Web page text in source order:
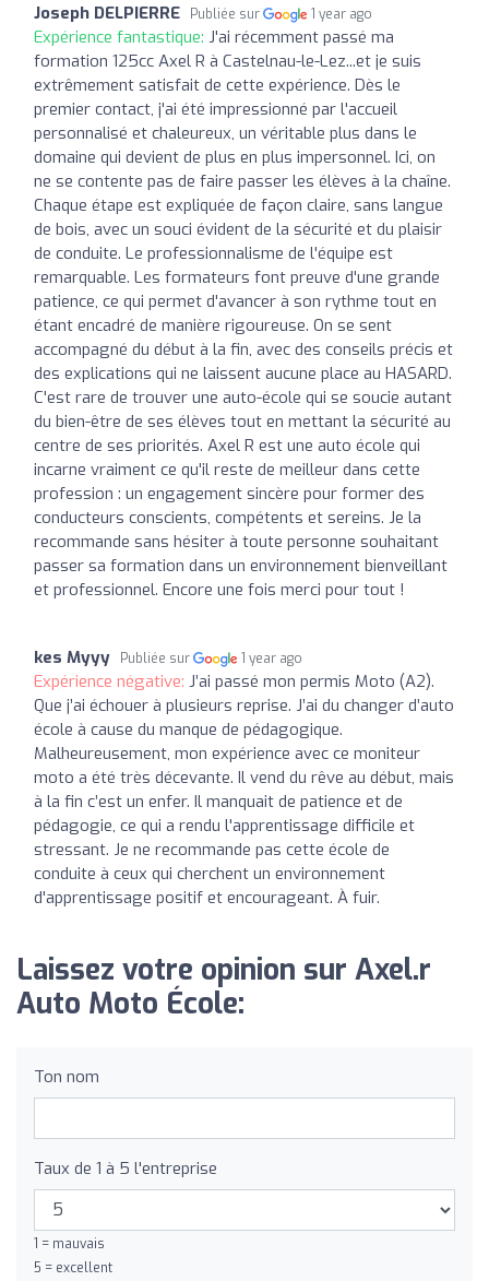
Joseph DELPIERRE Publiée sur 1 year ago
Expérience fantastique: J'ai récemment passé ma
formation 125cc Axel R à Castelnau-le-Lez...et je suis
extrêmement satisfait de cette expérience. Dès le
premier contact, j'ai été impressionné par l'accueil
personnalisé et chaleureux, un véritable plus dans le
domaine qui devient de plus en plus impersonnel. Ici, on
ne se contente pas de faire passer les élèves à la chaîne.
Chaque étape est expliquée de façon claire, sans langue
de bois, avec un souci évident de la sécurité et du plaisir
de conduite. Le professionnalisme de l'équipe est
remarquable. Les formateurs font preuve d'une grande
patience, ce qui permet d'avancer à son rythme tout en
étant encadré de manière rigoureuse. On se sent
accompagné du début à la fin, avec des conseils précis et
des explications qui ne laissent aucune place au HASARD.
C'est rare de trouver une auto-école qui se soucie autant
du bien-être de ses élèves tout en mettant la sécurité au
centre de ses priorités. Axel R est une auto école qui
incarne vraiment ce qu'il reste de meilleur dans cette
profession : un engagement sincère pour former des
conducteurs conscients, compétents et sereins. Je la
recommande sans hésiter à toute personne souhaitant
passer sa formation dans un environnement bienveillant
et professionnel. Encore une fois merci pour tout !
kes Myyy Publiée sur 1 year ago
Expérience négative: J’ai passé mon permis Moto (A2).
Que j’ai échouer à plusieurs reprise. J’ai du changer d’auto
école à cause du manque de pédagogique.
Malheureusement, mon expérience avec ce moniteur
moto a été très décevante. Il vend du rêve au début, mais
à la fin c’est un enfer. Il manquait de patience et de
pédagogie, ce qui a rendu l'apprentissage difficile et
stressant. Je ne recommande pas cette école de
conduite à ceux qui cherchent un environnement
d'apprentissage positif et encourageant. À fuir.
Laissez votre opinion sur Axel.r
Auto Moto École:
Ton nom
Taux de 1 à 5 l'entreprise
1 = mauvais
5 = excellent